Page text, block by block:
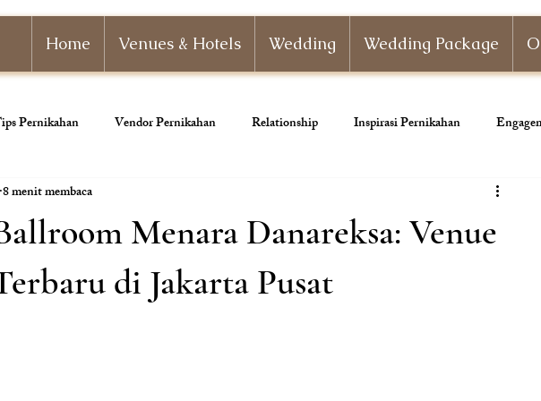
Home Venues & Hotels Wedding Wedding Package
Pernikahan Vendor Pernikahan Relationship Inspirasi Pernikahan
Paket Pernikahan Wedding Planner
Dekorasi Pernikahan
Menara Danareksa: Venue
di Jakarta Pusat
8 menit membaca